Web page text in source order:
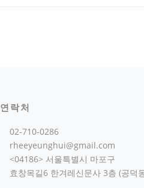
연락처
02-710-0286
rheeyeunghui@gmail.com
<04186> 서울특별시 마포구
효창목길6 한겨레신문사 3층 (공덕